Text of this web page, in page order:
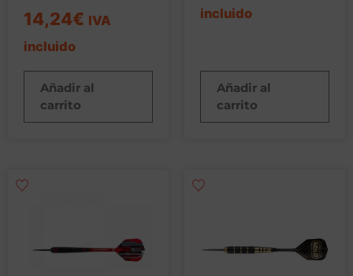
14,24€ IVA
incluido
Añadir al
carrito
incluido
Añadir al
carrito